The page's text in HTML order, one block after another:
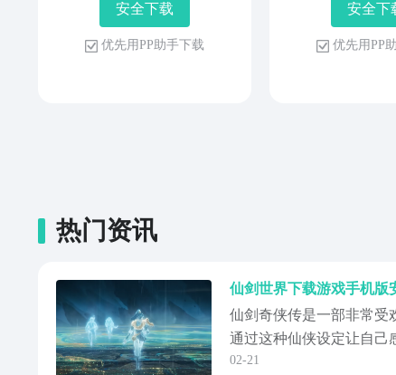
安 全 下 载
优 先 用 P P 助 手 下 载
安 全 下
优 先 用 P P
热门资讯
仙剑世界下载游戏手机版
仙剑奇侠传是一部非常受
通过这种仙侠设定让自己
这种需求的都可以通过仙
02-21